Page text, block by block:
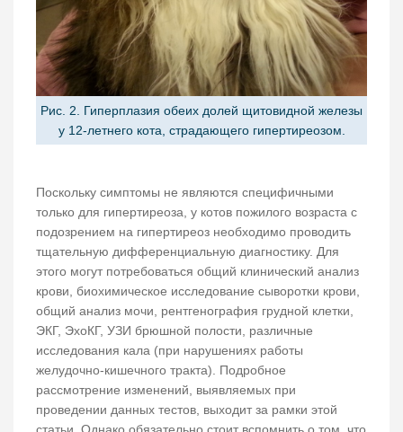
Рис. 2. Гиперплазия обеих долей щитовидной железы
у 12-летнего кота, страдающего гипертиреозом.
Поскольку симптомы не являются специфичными
только для гипертиреоза, у котов пожилого возраста с
подозрением на гипертиреоз необходимо проводить
тщательную дифференциальную диагностику. Для
этого могут потребоваться общий клинический анализ
крови, биохимическое исследование сыворотки крови,
общий анализ мочи, рентгенография грудной клетки,
ЭКГ, ЭхоКГ, УЗИ брюшной полости, различные
исследования кала (при нарушениях работы
желудочно-кишечного тракта). Подробное
рассмотрение изменений, выявляемых при
проведении данных тестов, выходит за рамки этой